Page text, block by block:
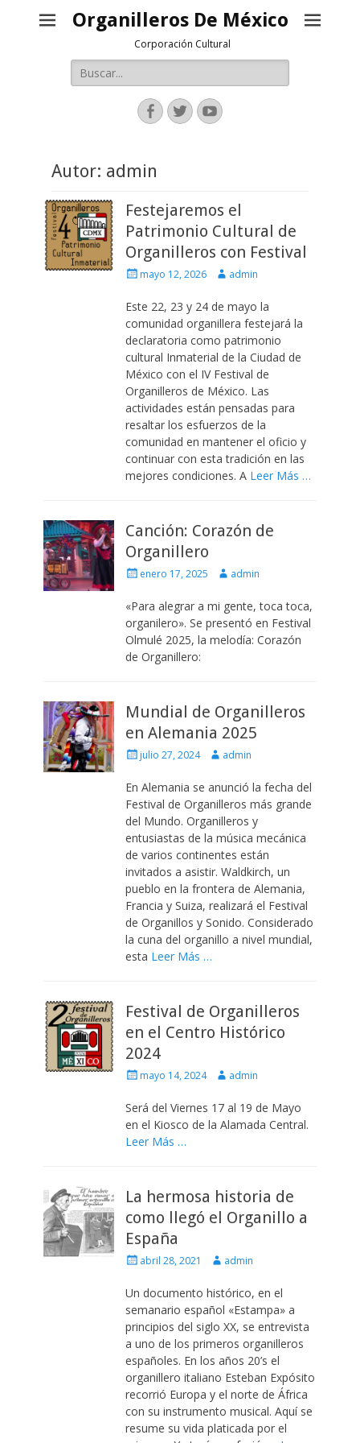
Organilleros De México
Corporación Cultural
Buscar:
Facebook
TwitterYouTube
Autor: admin
Festejaremos el
Patrimonio Cultural de
Organilleros con Festival
Escritomayo 12, 2026 Autoradmin
Este 22, 23 y 24 de mayo la
comunidad organillera festejará la
declaratoria como patrimonio
cultural Inmaterial de la Ciudad de
México con el IV Festival de
Organilleros de México. Las
actividades están pensadas para
resaltar los esfuerzos de la
comunidad en mantener el oficio y
continuar con esta tradición en las
mejores condiciones. A Leer Más …
Canción: Corazón de
Organillero
Escritoenero 17, 2025 Autoradmin
«Para alegrar a mi gente, toca toca,
organilero». Se presentó en Festival
Olmulé 2025, la melodía: Corazón
de Organillero:
Mundial de Organilleros
en Alemania 2025
Escritojulio 27, 2024 Autoradmin
En Alemania se anunció la fecha del
Festival de Organilleros más grande
del Mundo. Organilleros y
entusiastas de la música mecánica
de varios continentes están
invitados a asistir. Waldkirch, un
pueblo en la frontera de Alemania,
Francia y Suiza, realizará el Festival
de Organillos y Sonido. Considerado
la cuna del organillo a nivel mundial,
esta Leer Más …
Festival de Organilleros
en el Centro Histórico
2024
Escritomayo 14, 2024 Autoradmin
Será del Viernes 17 al 19 de Mayo
en el Kiosco de la Alamada Central.
Leer Más …
La hermosa historia de
como llegó el Organillo a
España
Escritoabril 28, 2021 Autoradmin
Un documento histórico, en el
semanario español «Estampa» a
principios del siglo XX, se entrevista
a uno de los primeros organilleros
españoles. En los años 20’s el
organillero italiano Esteban Expósito
recorrió Europa y el norte de África
con su instrumento musical. Aquí se
resume su vida platicada por el